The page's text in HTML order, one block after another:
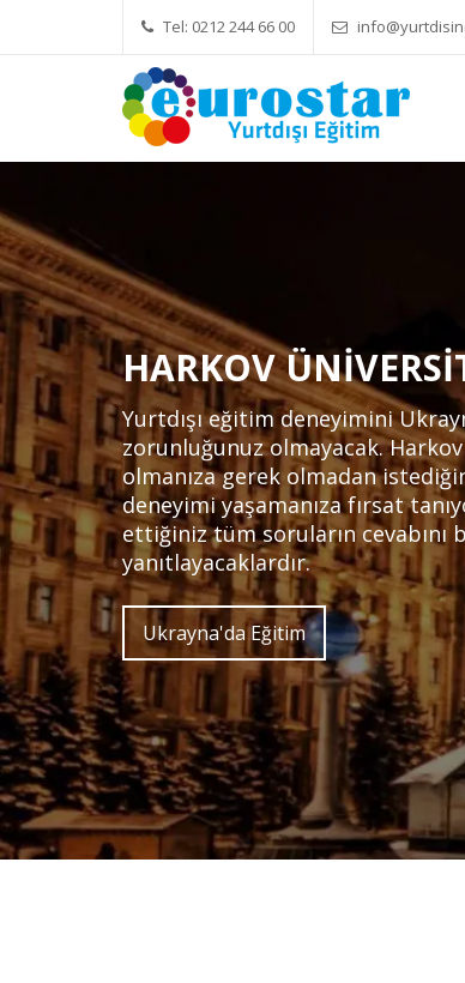
Tel: 0212 244 66 00 Yök
HARKOV
Yurtdışı eğitim deneyimini
zorunluğunuz olmayacak.
olmanıza gerek olmadan
deneyimi yaşamanıza fırsat
ettiğiniz tüm soruların
yanıtlayacaklardır.
Ukrayna'da Eğitim